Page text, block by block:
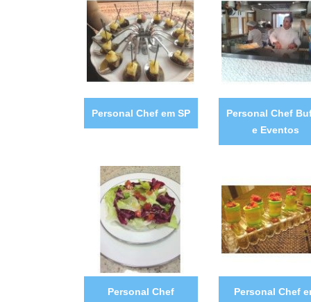
Personal Chef em SP
Personal Chef
e Eventos
Personal Chef
Personal Chef